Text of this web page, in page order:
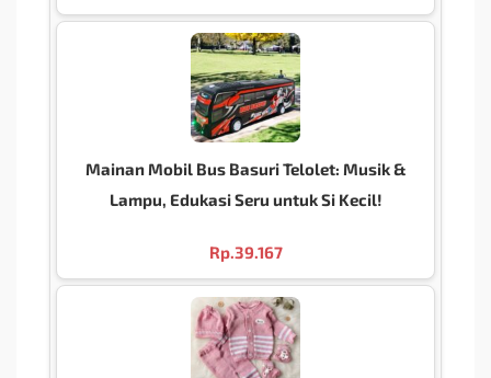
Mainan Mobil Bus Basuri Telolet: Musik &
Lampu, Edukasi Seru untuk Si Kecil!
Rp.39.167